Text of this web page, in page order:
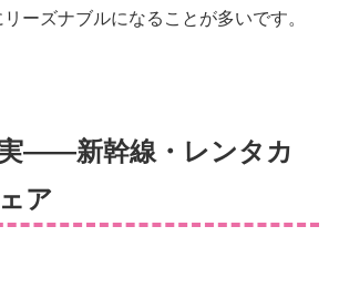
ーズナブルになることが多いです。
——新幹線・レンタカ
ア